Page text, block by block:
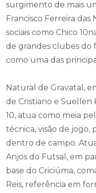
surgimento de mais
Francisco Ferreira das
sociais como Chico
de grandes clubes do
como uma das
Natural de Gravatal,
de Cristiano e Suellen
10, atua como meia
técnica, visão de
dentro de campo.
Anjos do Futsal, em
base do Criciúma,
Reis, referência em